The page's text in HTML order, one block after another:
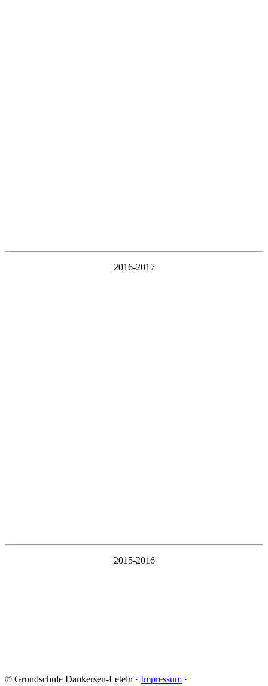
2016-2017
2015-2016
© Grundschule Dankersen-Leteln · Impressum ·